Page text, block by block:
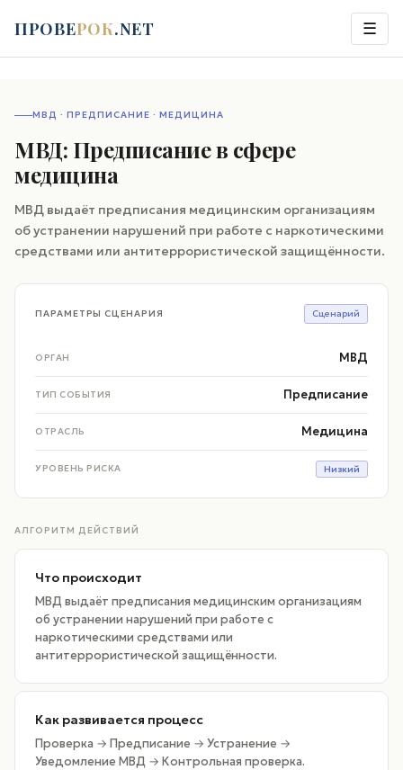
ПРОВЕРОК.NET ☰
МВД · ПРЕДПИСАНИЕ · МЕДИЦИНА
МВД: Предписание в сфере
медицина
МВД выдаёт предписания медицинским организациям
об устранении нарушений при работе с наркотическими
средствами или антитеррористической защищённости.
ПАРАМЕТРЫ СЦЕНАРИЯ Сценарий
ОРГАН МВД
ТИП СОБЫТИЯ Предписание
ОТРАСЛЬ Медицина
УРОВЕНЬ РИСКА Низкий
АЛГОРИТМ ДЕЙСТВИЙ
Что происходит
МВД выдаёт предписания медицинским организациям
об устранении нарушений при работе с
наркотическими средствами или
антитеррористической защищённости.
Как развивается процесс
Проверка → Предписание → Устранение →
Уведомление МВД → Контрольная проверка.